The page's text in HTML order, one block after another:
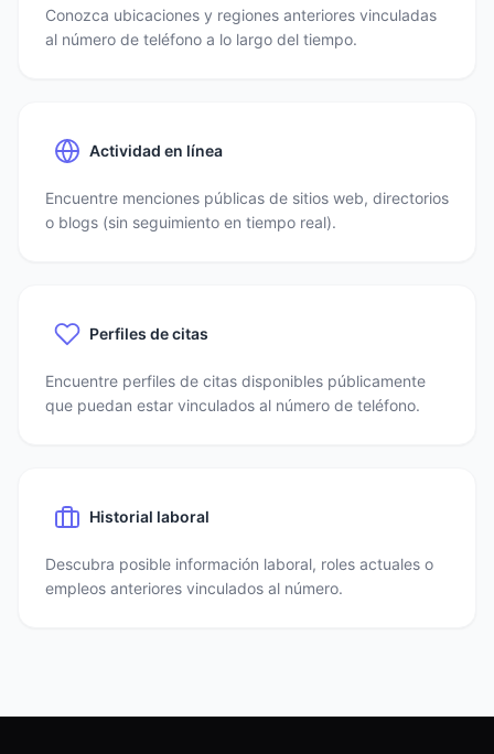
Conozca ubicaciones y regiones anteriores vinculadas
al número de teléfono a lo largo del tiempo.
Actividad en línea
Encuentre menciones públicas de sitios web, directorios
o blogs (sin seguimiento en tiempo real).
Perfiles de citas
Encuentre perfiles de citas disponibles públicamente
que puedan estar vinculados al número de teléfono.
Historial laboral
Descubra posible información laboral, roles actuales o
empleos anteriores vinculados al número.